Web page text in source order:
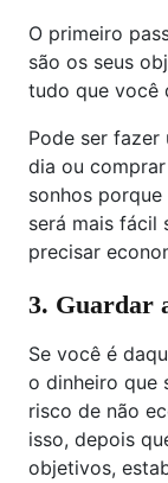
O primeiro
são os seus
tudo que você
Pode ser fazer
dia ou
sonhos
será mais fácil
precisar
3. Guardar
Se você é
o dinheiro que
risco de não
isso, depois
objetivos,